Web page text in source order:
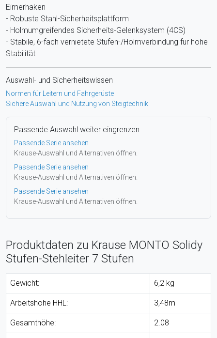
Eimerhaken
- Robuste Stahl-Sicherheitsplattform
- Holmumgreifendes Sicherheits-Gelenksystem (4CS)
- Stabile, 6-fach vernietete Stufen-/Holmverbindung für hohe
Stabilität
Auswahl- und Sicherheitswissen
Normen für Leitern und Fahrgerüste
Sichere Auswahl und Nutzung von Steigtechnik
Passende Auswahl weiter eingrenzen
Passende Serie ansehen
Krause-Auswahl und Alternativen öffnen.
Passende Serie ansehen
Krause-Auswahl und Alternativen öffnen.
Passende Serie ansehen
Krause-Auswahl und Alternativen öffnen.
Produktdaten zu Krause MONTO Solidy
Stufen-Stehleiter 7 Stufen
Gewicht: 6,2 kg
Arbeitshöhe HHL: 3,48m
Gesamthöhe: 2.08